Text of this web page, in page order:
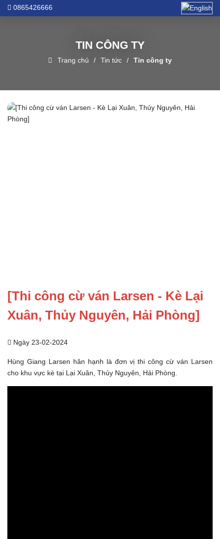
0865426666
TIN CÔNG TY
Trang chủ Tin tức Tin công ty
[Thi công cừ ván Larsen - Kè Lại
Xuân, Thủy Nguyên, Hải Phòng]
Ngày 23-02-2024
Hùng Giang Larsen hân hạnh là đơn vị thi công cừ ván Larsen
cho khu vực kè tại Lại Xuân, Thủy Nguyên, Hải Phòng.